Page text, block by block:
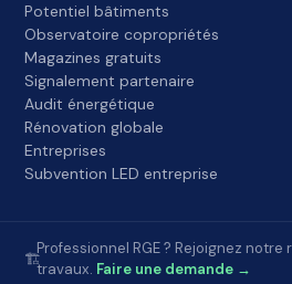
Potentiel bâtiments
Observatoire copropriétés
Magazines gratuits
Signalement partenaire
Audit énergétique
Rénovation globale
Entreprises
Subvention LED entreprise
🏗️
Professionnel RGE ? Rejoignez
travaux. Faire une demande →